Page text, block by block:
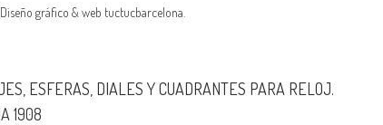
Diseño gráfico & web tuctucbarcelona.
ESFERAS, DIALES Y CUADRANTES PARA RELOJ.
1908